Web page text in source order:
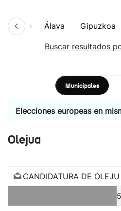
Álava Gipuzkoa
Buscar resultados
Municipales
Elecciones europeas en
Olejua
CANDIDATURA DE OLEJU